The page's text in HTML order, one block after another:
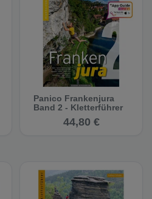
Panico Frankenjura
Band 2 - Kletterführer
44,80 €